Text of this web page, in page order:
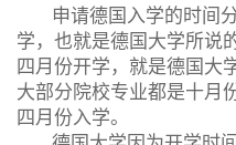
申请德国入学的时间分
学，也就是德国大学所说
四月份开学，就是德国大
大部分院校专业都是十月
四月份入学。